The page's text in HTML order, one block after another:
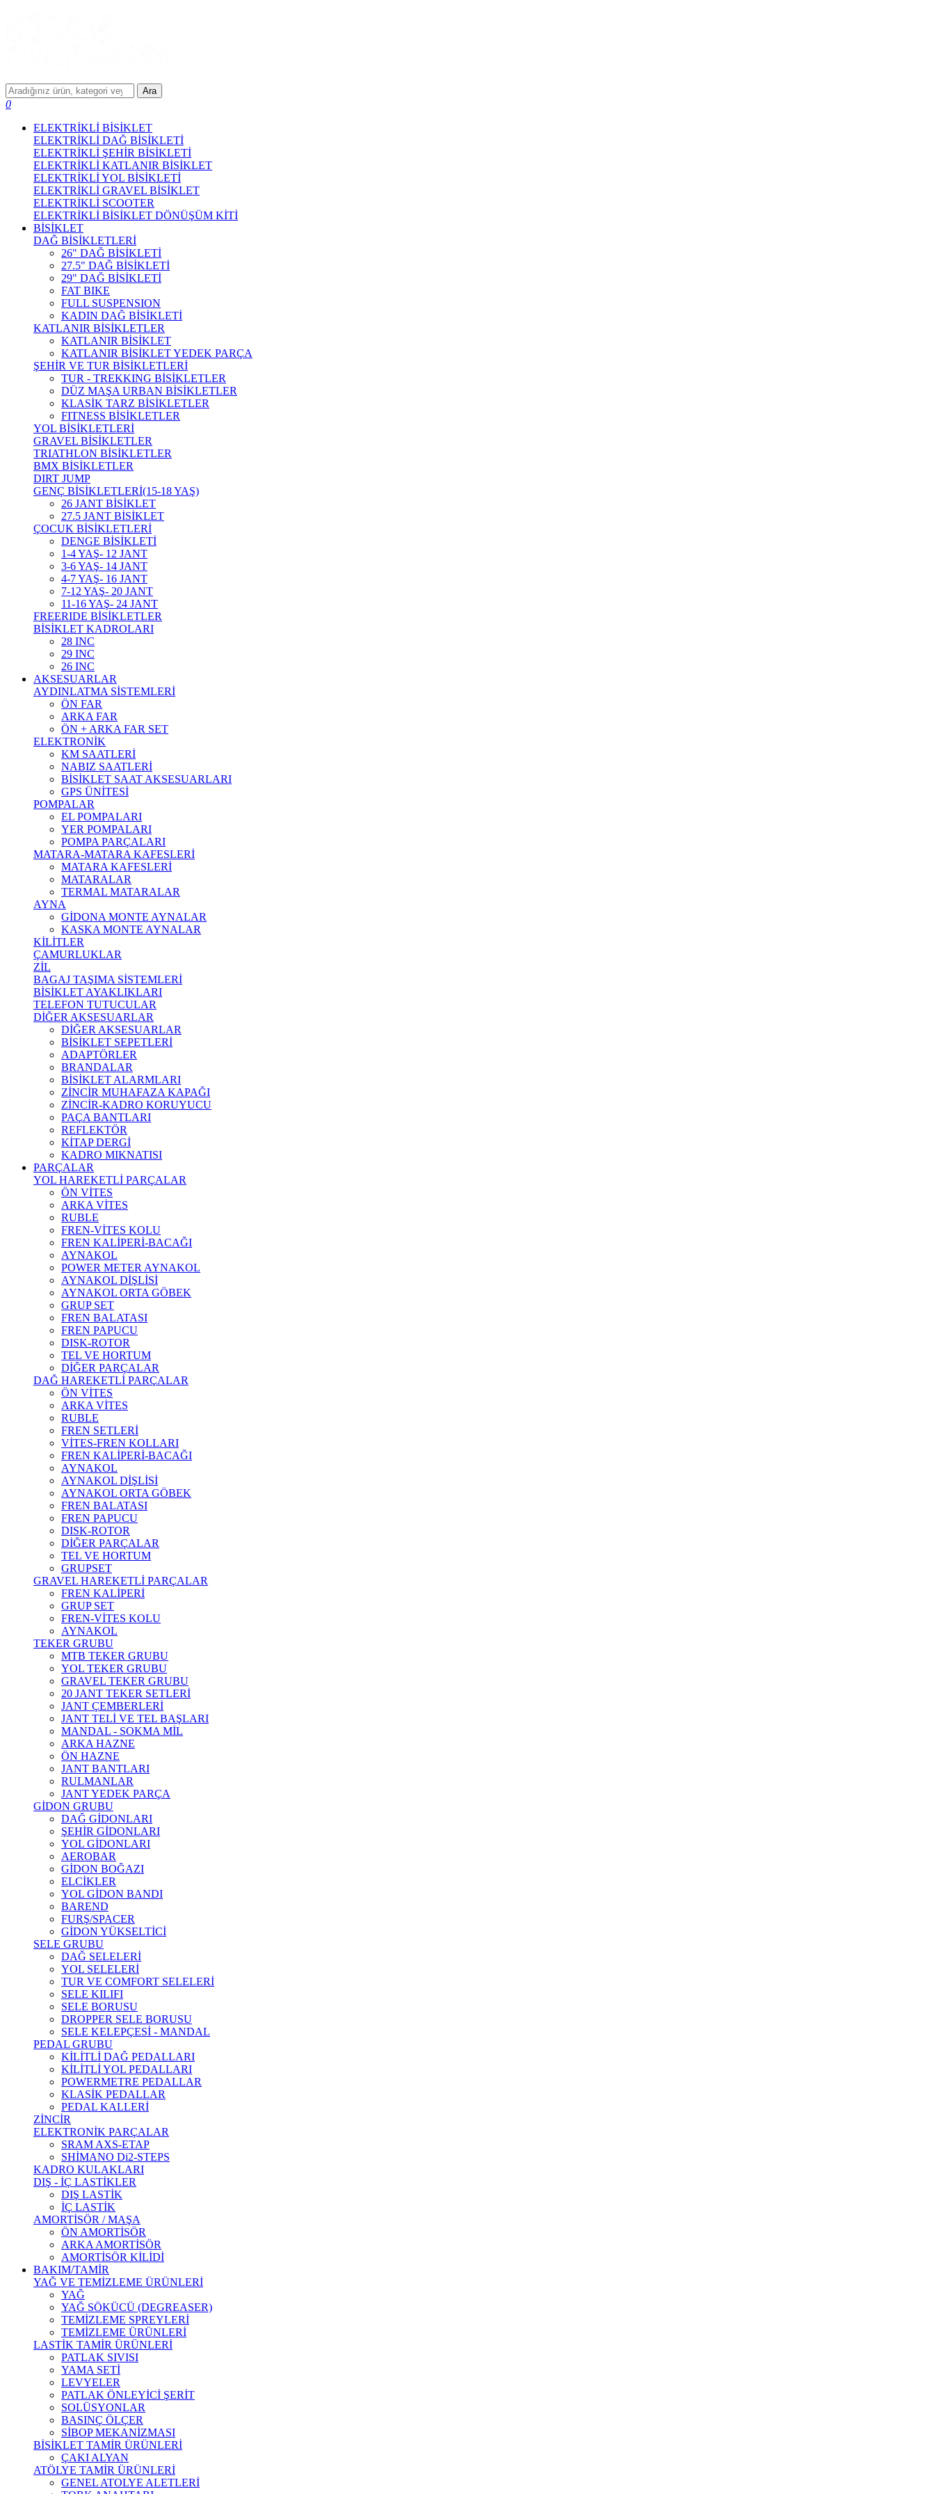
Ara
0
ELEKTRİKLİ BİSİKLET
ELEKTRİKLİ DAĞ BİSİKLETİ
ELEKTRİKLİ ŞEHİR BİSİKLETİ
ELEKTRİKLİ KATLANIR BİSİKLET
ELEKTRİKLİ YOL BİSİKLETİ
ELEKTRİKLİ GRAVEL BİSİKLET
ELEKTRİKLİ SCOOTER
ELEKTRİKLİ BİSİKLET DÖNÜŞÜM KİTİ
BİSİKLET
DAĞ BİSİKLETLERİ
26" DAĞ BİSİKLETİ
27.5" DAĞ BİSİKLETİ
29" DAĞ BİSİKLETİ
FAT BIKE
FULL SUSPENSION
KADIN DAĞ BİSİKLETİ
KATLANIR BİSİKLETLER
KATLANIR BİSİKLET
KATLANIR BİSİKLET YEDEK PARÇA
ŞEHİR VE TUR BİSİKLETLERİ
TUR - TREKKING BİSİKLETLER
DÜZ MAŞA URBAN BİSİKLETLER
KLASİK TARZ BİSİKLETLER
FITNESS BİSİKLETLER
YOL BİSİKLETLERİ
GRAVEL BİSİKLETLER
TRIATHLON BİSİKLETLER
BMX BİSİKLETLER
DIRT JUMP
GENÇ BİSİKLETLERİ(15-18 YAŞ)
26 JANT BİSİKLET
27.5 JANT BİSİKLET
ÇOCUK BİSİKLETLERİ
DENGE BİSİKLETİ
1-4 YAŞ- 12 JANT
3-6 YAŞ- 14 JANT
4-7 YAŞ- 16 JANT
7-12 YAŞ- 20 JANT
11-16 YAŞ- 24 JANT
FREERIDE BİSİKLETLER
BİSİKLET KADROLARI
28 INC
29 INC
26 INC
AKSESUARLAR
AYDINLATMA SİSTEMLERİ
ÖN FAR
ARKA FAR
ÖN + ARKA FAR SET
ELEKTRONİK
KM SAATLERİ
NABIZ SAATLERİ
BİSİKLET SAAT AKSESUARLARI
GPS ÜNİTESİ
POMPALAR
EL POMPALARI
YER POMPALARI
POMPA PARÇALARI
MATARA-MATARA KAFESLERİ
MATARA KAFESLERİ
MATARALAR
TERMAL MATARALAR
AYNA
GİDONA MONTE AYNALAR
KASKA MONTE AYNALAR
KİLİTLER
ÇAMURLUKLAR
ZİL
BAGAJ TAŞIMA SİSTEMLERİ
BİSİKLET AYAKLIKLARI
TELEFON TUTUCULAR
DİĞER AKSESUARLAR
DİĞER AKSESUARLAR
BİSİKLET SEPETLERİ
ADAPTÖRLER
BRANDALAR
BİSİKLET ALARMLARI
ZİNCİR MUHAFAZA KAPAĞI
ZİNCİR-KADRO KORUYUCU
PAÇA BANTLARI
REFLEKTÖR
KİTAP DERGİ
KADRO MIKNATISI
PARÇALAR
YOL HAREKETLİ PARÇALAR
ÖN VİTES
ARKA VİTES
RUBLE
FREN-VİTES KOLU
FREN KALİPERİ-BACAĞI
AYNAKOL
POWER METER AYNAKOL
AYNAKOL DİŞLİSİ
AYNAKOL ORTA GÖBEK
GRUP SET
FREN BALATASI
FREN PAPUCU
DISK-ROTOR
TEL VE HORTUM
DİĞER PARÇALAR
DAĞ HAREKETLİ PARÇALAR
ÖN VİTES
ARKA VİTES
RUBLE
FREN SETLERİ
VİTES-FREN KOLLARI
FREN KALİPERİ-BACAĞI
AYNAKOL
AYNAKOL DİŞLİSİ
AYNAKOL ORTA GÖBEK
FREN BALATASI
FREN PAPUCU
DISK-ROTOR
DİĞER PARÇALAR
TEL VE HORTUM
GRUPSET
GRAVEL HAREKETLİ PARÇALAR
FREN KALİPERİ
GRUP SET
FREN-VİTES KOLU
AYNAKOL
TEKER GRUBU
MTB TEKER GRUBU
YOL TEKER GRUBU
GRAVEL TEKER GRUBU
20 JANT TEKER SETLERİ
JANT ÇEMBERLERİ
JANT TELİ VE TEL BAŞLARI
MANDAL - SOKMA MİL
ARKA HAZNE
ÖN HAZNE
JANT BANTLARI
RULMANLAR
JANT YEDEK PARÇA
GİDON GRUBU
DAĞ GİDONLARI
ŞEHİR GİDONLARI
YOL GİDONLARI
AEROBAR
GİDON BOĞAZI
ELCİKLER
YOL GİDON BANDI
BAREND
FURŞ/SPACER
GİDON YÜKSELTİCİ
SELE GRUBU
DAĞ SELELERİ
YOL SELELERİ
TUR VE COMFORT SELELERİ
SELE KILIFI
SELE BORUSU
DROPPER SELE BORUSU
SELE KELEPÇESİ - MANDAL
PEDAL GRUBU
KİLİTLİ DAĞ PEDALLARI
KİLİTLİ YOL PEDALLARI
POWERMETRE PEDALLAR
KLASİK PEDALLAR
PEDAL KALLERİ
ZİNCİR
ELEKTRONİK PARÇALAR
SRAM AXS-ETAP
SHİMANO Di2-STEPS
KADRO KULAKLARI
DIŞ - İÇ LASTİKLER
DIŞ LASTİK
İÇ LASTİK
AMORTİSÖR / MAŞA
ÖN AMORTİSÖR
ARKA AMORTİSÖR
AMORTİSÖR KİLİDİ
BAKIM/TAMİR
YAĞ VE TEMİZLEME ÜRÜNLERİ
YAĞ
YAĞ SÖKÜCÜ (DEGREASER)
TEMİZLEME SPREYLERİ
TEMİZLEME ÜRÜNLERİ
LASTİK TAMİR ÜRÜNLERİ
PATLAK SIVISI
YAMA SETİ
LEVYELER
PATLAK ÖNLEYİCİ ŞERİT
SOLÜSYONLAR
BASINÇ ÖLÇER
SİBOP MEKANİZMASI
BİSİKLET TAMİR ÜRÜNLERİ
ÇAKI ALYAN
ATÖLYE TAMİR ÜRÜNLERİ
GENEL ATOLYE ALETLERİ